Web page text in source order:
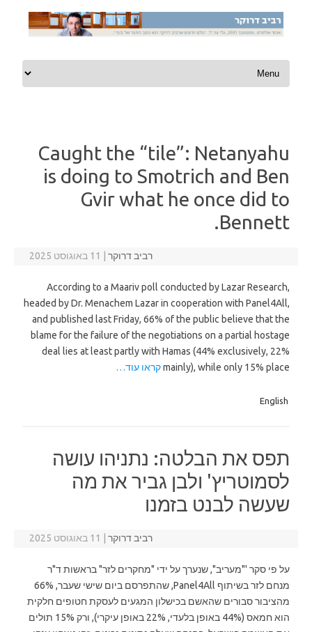
Skip to content
Caught the “tile”: Netanyahu
is doing to Smotrich and Ben
Gvir what he once did to
Bennett.
רביב דרוקר 11 באוגוסט 2025
According to a Maariv poll conducted by Lazar Research,
headed by Dr. Menachem Lazar in cooperation with Panel4All,
and published last Friday, 66% of the public believe that the
blame for the failure of the negotiations on a partial hostage
deal lies at least partly with Hamas (44% exclusively, 22%
mainly), while only 15% placeקראו עוד…
English
תפס את הבלטה: נתניהו עושה
לסמוטריץ' ולבן גביר את מה
שעשה לבנט בזמנו
רביב דרוקר 11 באוגוסט 2025
על פי סקר '"מעריב", שנערך על ידי "מחקרים לזר" בראשות ד"ר
מנחם לזר בשיתוף Panel4All, שהתפרסם ביום שישי שעבר, 66%
מהציבור סבורים שהאשם בכישלון המגעים לעסקת חטופים חלקית
הוא חמאס (44% באופן בלעדי, 22% באופן עיקרי), ורק 15% תולים